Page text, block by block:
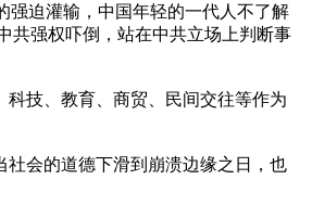
强迫灌输，中国年轻的一代人不了解
共强权吓倒，站在中共立场上判断事
科技、教育、商贸、民间交往等作为
社会的道德下滑到崩溃边缘之日，也